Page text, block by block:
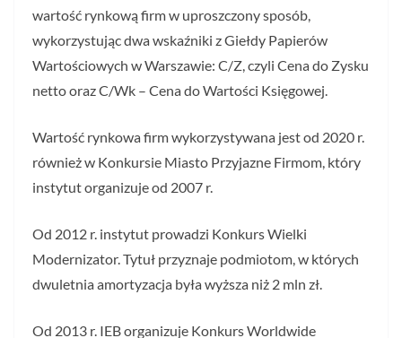
wartość rynkową firm w uproszczony sposób,
wykorzystując dwa wskaźniki z Giełdy Papierów
Wartościowych w Warszawie: C/Z, czyli Cena do Zysku
netto oraz C/Wk – Cena do Wartości Księgowej.
Wartość rynkowa firm wykorzystywana jest od 2020 r.
również w Konkursie Miasto Przyjazne Firmom, który
instytut organizuje od 2007 r.
Od 2012 r. instytut prowadzi Konkurs Wielki
Modernizator. Tytuł przyznaje podmiotom, w których
dwuletnia amortyzacja była wyższa niż 2 mln zł.
Od 2013 r. IEB organizuje Konkurs Worldwide